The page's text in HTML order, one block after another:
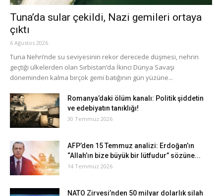
Tuna’da sular çekildi, Nazi gemileri ortaya
çıktı
6 Ağustos 2026
Tuna Nehri’nde su seviyesinin rekor derecede düşmesi, nehrin
geçtiği ülkelerden olan Sırbistan’da İkinci Dünya Savaşı
döneminden kalma birçok gemi batığının gün yüzüne...
Romanya’daki ölüm kanalı: Politik şiddetin
ve edebiyatın tanıklığı!
30 Temmuz 2026
AFP’den 15 Temmuz analizi: Erdoğan’ın
“Allah’ın bize büyük bir lütfudur” sözüne...
14 Temmuz 2026
NATO Zirvesi’nden 50 milyar dolarlık silah